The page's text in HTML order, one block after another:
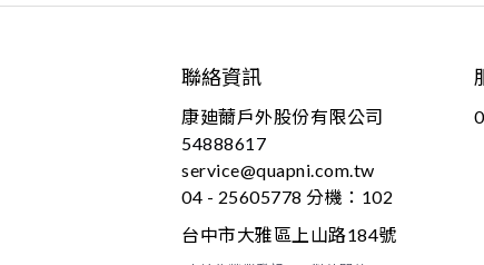
聯絡資訊
康廸薾戶外股份有限公司
54888617
service@quapni.com.tw
04 - 25605778 分機：102
台中市大雅區上山路184號